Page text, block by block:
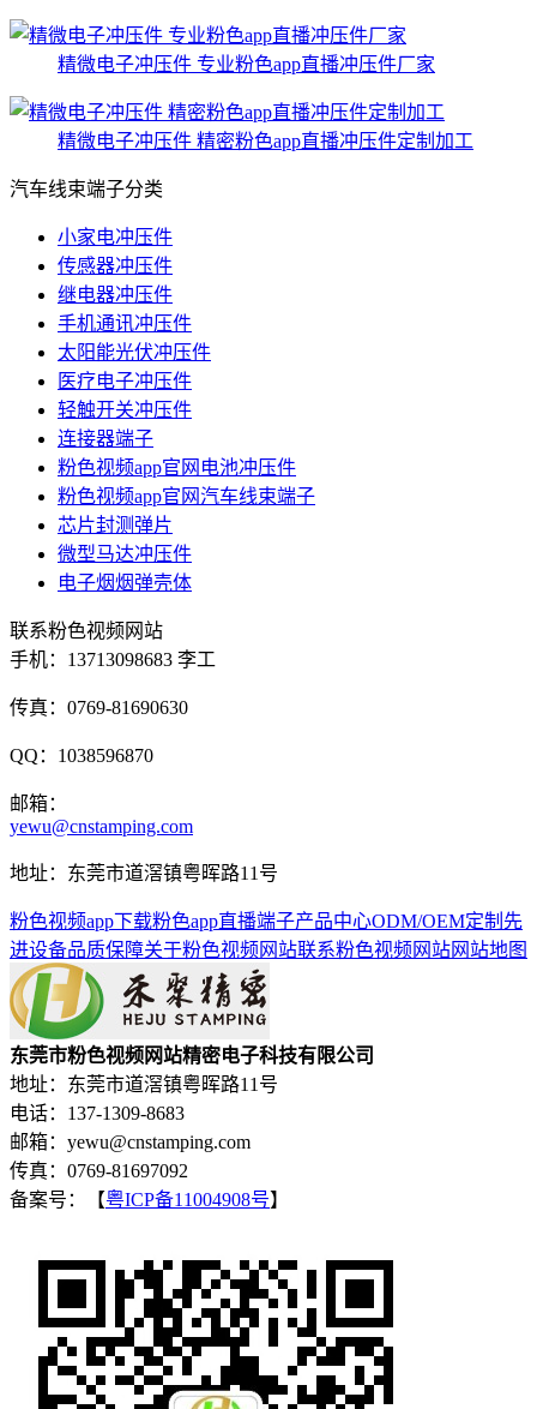
精微电子冲压件 专业粉色app直播冲压件厂家
精微电子冲压件 精密粉色app直播冲压件定制加工
汽车线束端子分类
小家电冲压件
传感器冲压件
继电器冲压件
手机通讯冲压件
太阳能光伏冲压件
医疗电子冲压件
轻触开关冲压件
连接器端子
粉色视频app官网电池冲压件
粉色视频app官网汽车线束端子
芯片封测弹片
微型马达冲压件
电子烟烟弹壳体
联系粉色视频网站
手机： 13713098683 李工
传真：0769-81690630
QQ：1038596870
邮箱：
yewu@cnstamping.com
地址：东莞市道滘镇粤晖路11号
粉色视频app下载粉色app直播端子产品中心ODM/OEM定制 先
进设备品质保障关于粉色视频网站联系粉色视频网站网站地图
东莞市粉色视频网站精密电子科技有限公司
地址：东莞市道滘镇粤晖路11号
电话：137-1309-8683
邮箱：yewu@cnstamping.com
传真：0769-81697092
备案号：【粤ICP备11004908号】